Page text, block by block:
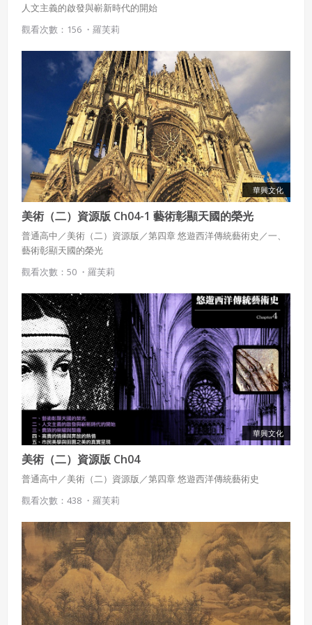
人文主義的啟發與嶄新時代的開始
觀看次數：156 ・ 羅芙莉
華興文化
美術（二）資源版 Ch04-1 藝術彰顯天國的榮光
普通高中／美術（二）資源版／第四章 悠遊西洋傳統藝術史／一、
藝術彰顯天國的榮光
觀看次數：50 ・ 羅芙莉
華興文化
美術（二）資源版 Ch04
普通高中／美術（二）資源版／第四章 悠遊西洋傳統藝術史
觀看次數：438 ・ 羅芙莉